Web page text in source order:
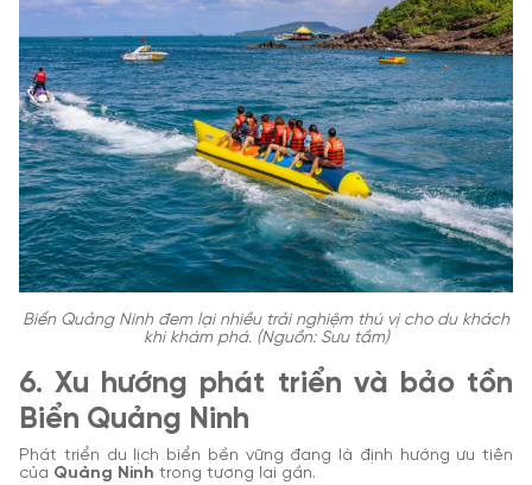
Biển Quảng Ninh đem lại nhiều trải nghiệm thú vị cho du khách
khi khám phá. (Nguồn: Sưu tầm)
6. Xu hướng phát triển và bảo tồn
Biển Quảng Ninh
Phát triển du lịch biển bền vững đang là định hướng ưu tiên
của Quảng Ninh trong tương lai gần.